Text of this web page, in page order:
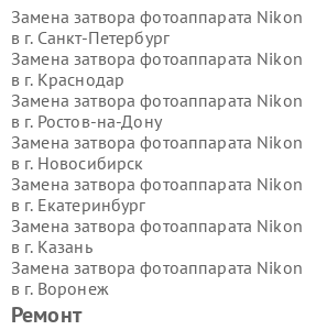
Ремонт
Замена затвора фотоаппарата Nikon
в г. Санкт-Петербург
Замена затвора фотоаппарата Nikon
в г. Краснодар
Замена затвора фотоаппарата Nikon
в г. Ростов-на-Дону
Замена затвора фотоаппарата Nikon
в г. Новосибирск
Замена затвора фотоаппарата Nikon
в г. Екатеринбург
Замена затвора фотоаппарата Nikon
в г. Казань
Замена затвора фотоаппарата Nikon
в г. Воронеж
Замена затвора фотоаппарата Nikon